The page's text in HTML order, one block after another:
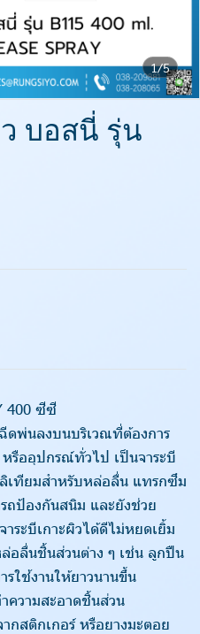
1/5
บอสนี่ รุ่น
400 ซีซี
ดพ่นลงบนบริเวณที่ต้องการ
รืออุปกรณ์ทั่วไป เป็นจาระบี
ลิเทียมสำหรับหล่อลื่น แทรกซึม
ถป้องกันสนิม และยังช่วย
ระบีเกาะผิวได้ดีไม่หยดเยิ้ม
อลื่นชิ้นส่วนต่าง ๆ เช่น ลูกปืน
ใช้งานให้ยาวนานขึ้น
ความสะอาดชิ้นส่วน
กสติกเกอร์ หรือยางมะตอย